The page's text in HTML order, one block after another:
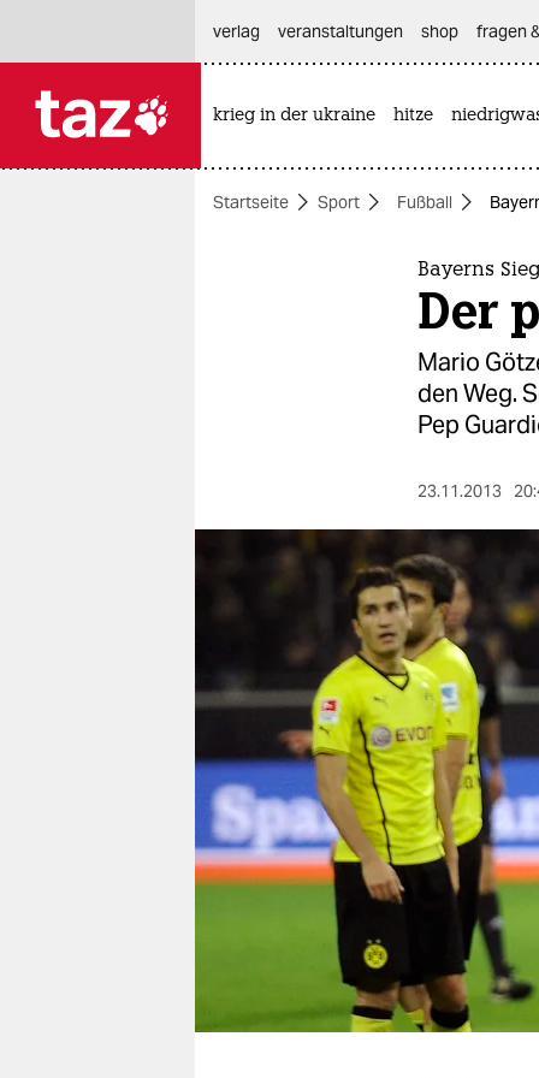
themen
nord
wahrheit
verlag
verlag
veranstaltungen
shop
fragen & hilfe
unterstützen
genossenschaft
verlag
veranstaltungen shop fragen
krieg in der ukraine hitze
Startseite Sport Fußball
Bayerns
Der
Mario
den Weg.
Pep
23.11.2013